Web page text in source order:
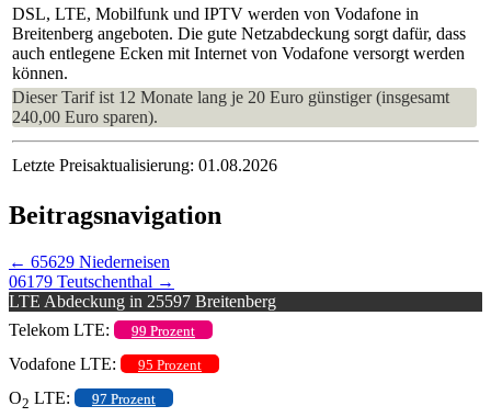
DSL, LTE, Mobilfunk und IPTV werden von Vodafone in
Breitenberg angeboten. Die gute Netzabdeckung sorgt dafür, dass
auch entlegene Ecken mit Internet von Vodafone versorgt werden
können.
Dieser Tarif ist 12 Monate lang je 20 Euro günstiger (insgesamt
240,00 Euro sparen).
Letzte Preisaktualisierung: 01.08.2026
Beitragsnavigation
← 65629 Niederneisen
06179 Teutschenthal →
LTE Abdeckung in 25597 Breitenberg
Telekom LTE:
99 Prozent
Vodafone LTE: 95 Prozent
O2 LTE: 97 Prozent